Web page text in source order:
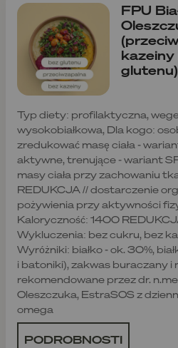
FPU
glutenu)
Typ diety: profilaktyczna,
wysokobiałkowa, Dla kogo:
zredukować masę ciała -
aktywne, trenujące - wariant
masy ciała przy zachowaniu
REDUKCJA // dostarczenie
pożywienia przy aktywności
Kaloryczność: 1400
Wykluczenia: bez cukru, bez
Wyróżniki: białko - ok. 30%,
i batoniki), zakwas buraczany i
rekomendowane przez dr.
Oleszczuka, EstraSOS z
omega
PODROBNOSTI